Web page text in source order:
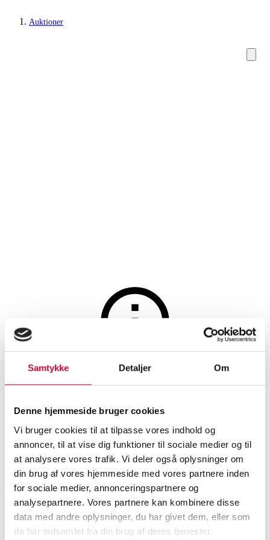
Samtykke Detaljer Om
Denne hjemmeside bruger cookies
Vi bruger cookies til at tilpasse vores indhold og
annoncer, til at vise dig funktioner til sociale medier og til
at analysere vores trafik. Vi deler også oplysninger om
din brug af vores hjemmeside med vores partnere inden
for sociale medier, annonceringspartnere og
analysepartnere. Vores partnere kan kombinere disse
data med andre oplysninger, du har givet dem, eller som
de har indsamlet fra din brug af deres tjenester.
Auktioner
Halskæder, vedhæng
Auktionen er afsluttet
kt. guld.
SHOWROOM
Roskilde
VURDERING
DKK 6.200
VARENUMMER
6494703
Beskrivelse